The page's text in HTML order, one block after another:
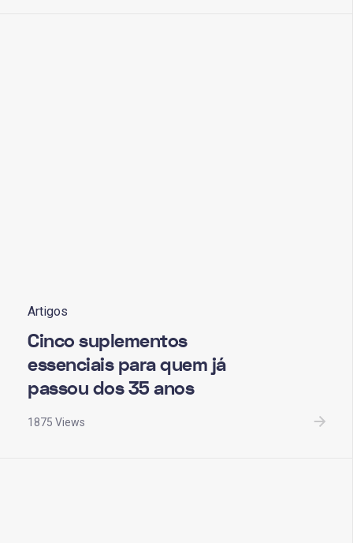
Artigos
Cinco suplementos
essenciais para quem já
passou dos 35 anos
1875 Views